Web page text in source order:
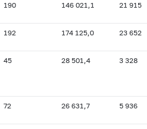
190 146 021,1 21 915
192 174 125,0 23 652
45 28 501,4 3 328
72 26 631,7 5 936